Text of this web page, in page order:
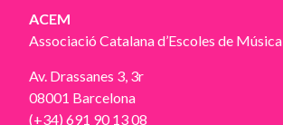
ACEM
Associació Catalana d’Escoles de Música
Av. Drassanes 3, 3r
08001 Barcelona
(+34) 691 90 13 08